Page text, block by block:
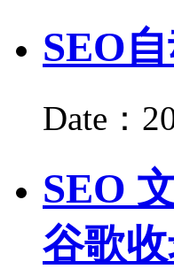
SEO
Date：
SEO
谷歌